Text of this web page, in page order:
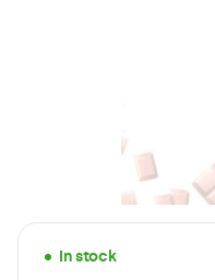
In stock